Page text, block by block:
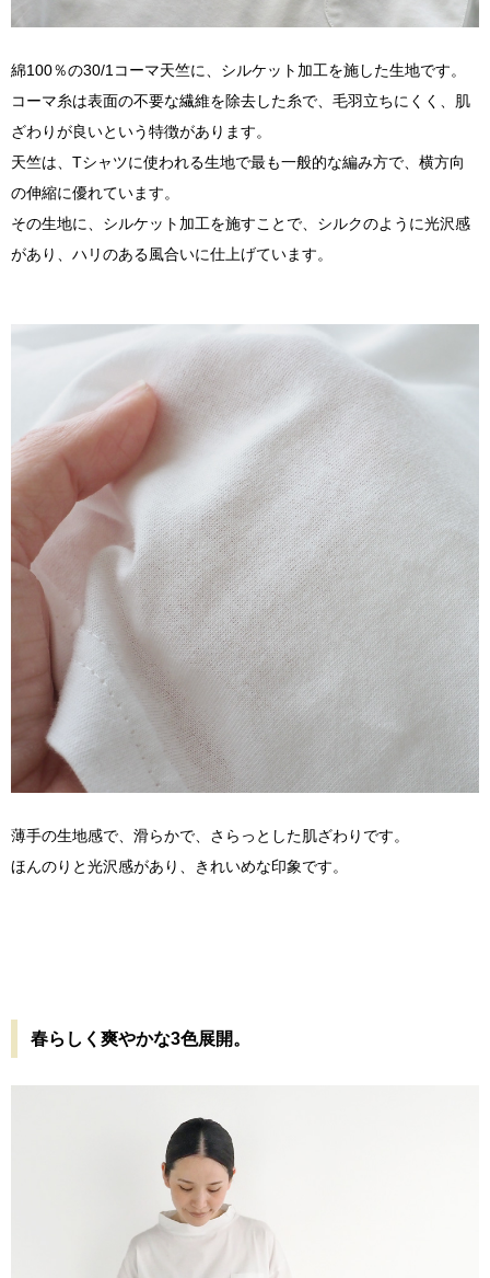
綿100％の30/1コーマ天竺に、シルケット加工を施した生地です。
コーマ糸は表面の不要な繊維を除去した糸で、毛羽立ちにくく、肌
ざわりが良いという特徴があります。
天竺は、Tシャツに使われる生地で最も一般的な編み方で、横方向
の伸縮に優れています。
その生地に、シルケット加工を施すことで、シルクのように光沢感
があり、ハリのある風合いに仕上げています。
薄手の生地感で、滑らかで、さらっとした肌ざわりです。
ほんのりと光沢感があり、きれいめな印象です。
春らしく爽やかな3色展開。